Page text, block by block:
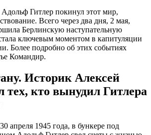
Адольф Гитлер покинул этот мир,
Всего через два дня, 2 мая,
Берлинскую наступательную
ключевым моментом в капитуляции
Более подробно об этих событиях
Командир.
Историк Алексей
тех, кто вынудил Гитлера
апреля 1945 года, в бункере под